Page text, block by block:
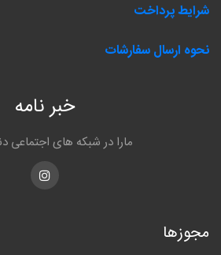
شرایط پرداخت
نحوه ارسال سفارشات
خبر نامه
مارا در شبکه های اجتماعی
مجوزها